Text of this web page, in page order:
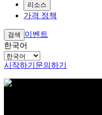
리소스
가격 정책
검색
이벤트
한국어
시작하기 문의하기
아이브로우 테스트 콘텐츠